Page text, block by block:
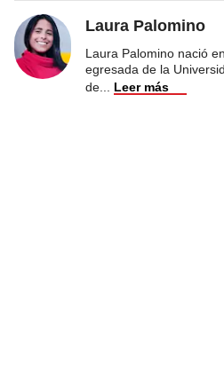
Laura Palomino
Laura Palomino nació
egresada de la
de
Leer más